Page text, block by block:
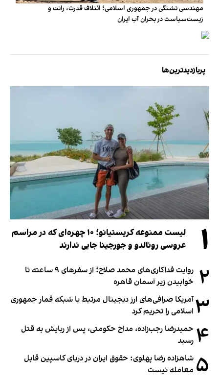
مهندسی تشنگی در جمهوری اسلامی؛ ائتلاف قدرت، رانت و
زیست‌سیاست در بحران آب ایران
پربازدیدترین‌ها
۱
لیست ممنوعه کریستیانو؛ ۱۰ چهره‌ای که در مراسم
عروسی رونالدو و جورجینا جایی ندارند
۲
روایت فداکاری‌های محمد صلاح؛ از سفرهای ۹ ساعته تا
خوابیدن زیر آسمان قاهره
۳آمریکا صرافی‌های ارز دیجیتال مرتبط با شبکه قمار جمهوری
اسلامی را تحریم کرد
۴ حمیدرضا رجب‌زاده، مداح حکومتی، پس از ربایش به قتل
رسید
۵ شاهزاده رضا پهلوی: حقوق ایران در دریای کاسپین قابل
معامله نیست